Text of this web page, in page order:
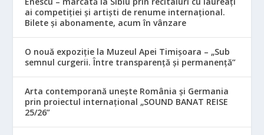
ai competiției și artiști de renume internațional.
Bilete și abonamente, acum în vânzare
O nouă expoziție la Muzeul Apei Timișoara – „Sub
semnul curgerii. Între transparență și permanență”
Arta contemporană unește România și Germania
prin proiectul internațional „SOUND BANAT REISE
25/26”